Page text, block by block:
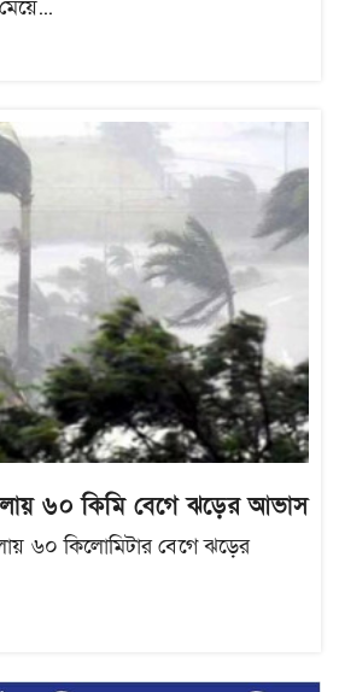
৬০ কিমি বেগে ঝড়ের আভাস
৬০ কিলোমিটার বেগে ঝড়ের